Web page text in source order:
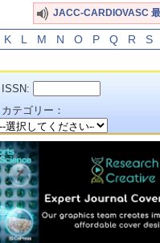
JACC-CARDIOVASC
K L M N O P Q R S
ISSN:
カテゴリー：